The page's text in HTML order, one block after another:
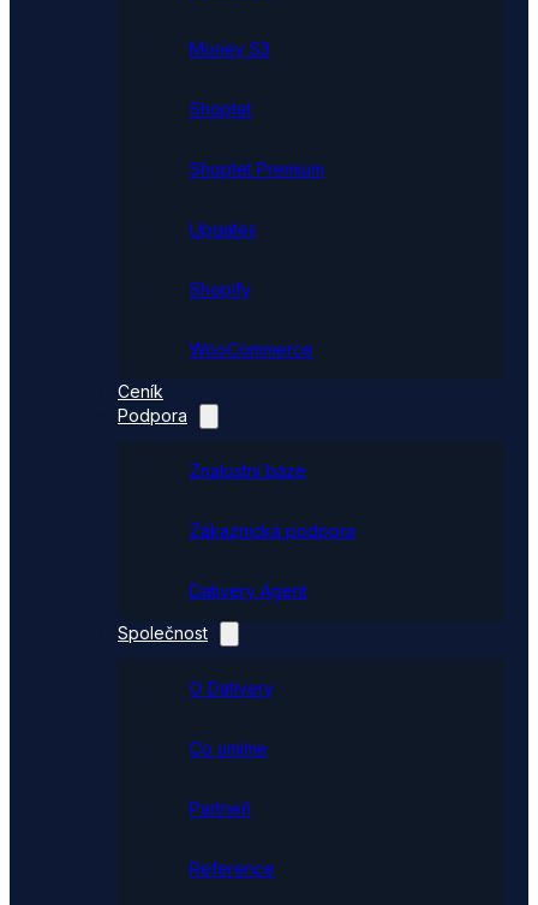
Money S3
Shoptet
Shoptet Premium
Upgates
Shopify
WooCommerce
Ceník
Podpora
Znalostní báze
Zákaznická podpora
Dativery Agent
Společnost
O Dativery
Co umíme
Partneři
Reference